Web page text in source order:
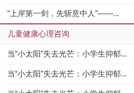
“上岸第一剑，先斩意中人”——...
儿童健康心理咨询
当“小太阳”失去光芒：小学生抑郁...
当“小太阳”失去光芒：小学生抑郁...